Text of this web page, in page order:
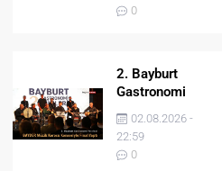
0
2. Bayburt
Gastronomi
Festivali BAYDER
Müzik Korosu
Konseriyle Final
Yaptı
02.08.2026 -
22:59
0